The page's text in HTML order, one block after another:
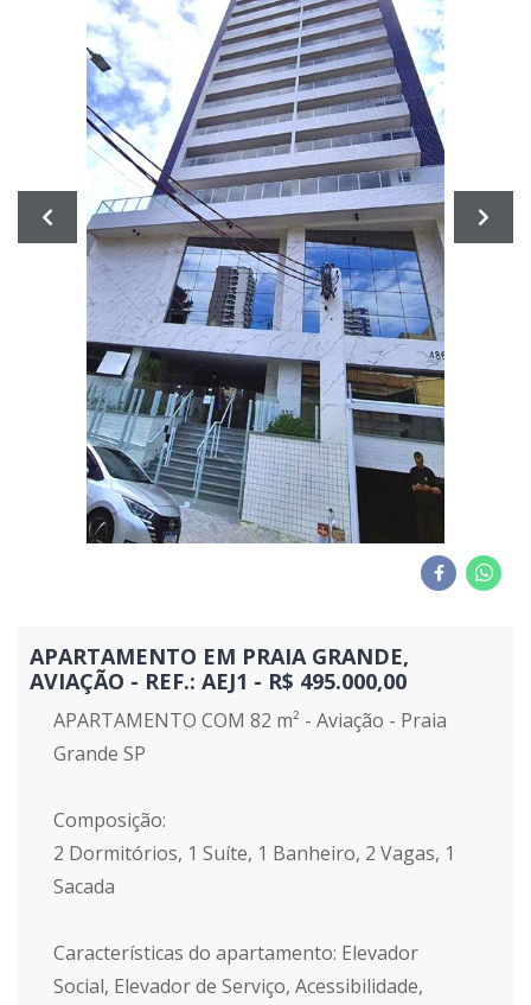
APARTAMENTO EM PRAIA GRANDE,
AVIAÇÃO - REF.: AEJ1 - R$ 495.000,00
APARTAMENTO COM 82 m² - Aviação - Praia
Grande SP
Composição:
2 Dormitórios, 1 Suíte, 1 Banheiro, 2 Vagas, 1
Sacada
Características do apartamento: Elevador
Social, Elevador de Serviço, Acessibilidade,